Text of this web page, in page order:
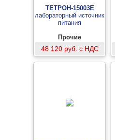
ТЕТРОН-15003Е
лабораторный источник
питания
Прочие
48 120 руб. с НДС